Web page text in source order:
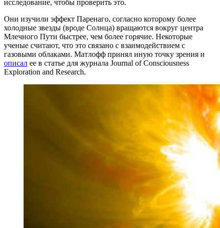
исследование, чтобы проверить это.
Они изучили эффект Паренаго, согласно которому более
холодные звезды (вроде Солнца) вращаются вокруг центра
Млечного Пути быстрее, чем более горячие. Некоторые
ученые считают, что это связано с взаимодействием с
газовыми облаками. Матлофф принял иную точку зрения и
описал ее в статье для журнала Journal of Consciousness
Exploration and Research.